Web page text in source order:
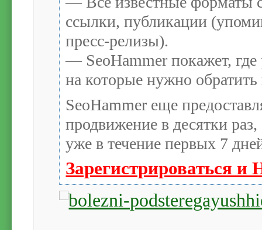
ссылки, публикации
пресс-релизы).
— SeoHammer покажет, где
на которые нужно
SeoHammer еще
продвижение в десятки
уже в течение первых 7
Зарегистрироваться и